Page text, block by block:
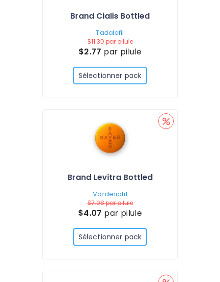
Brand Cialis Bottled
Tadalafil
$11.30par pilule
$2.77 par pilule
Sélectionner pack
Brand Levitra Bottled
Vardenafil
$7.98par pilule
$4.07 par pilule
Sélectionner pack